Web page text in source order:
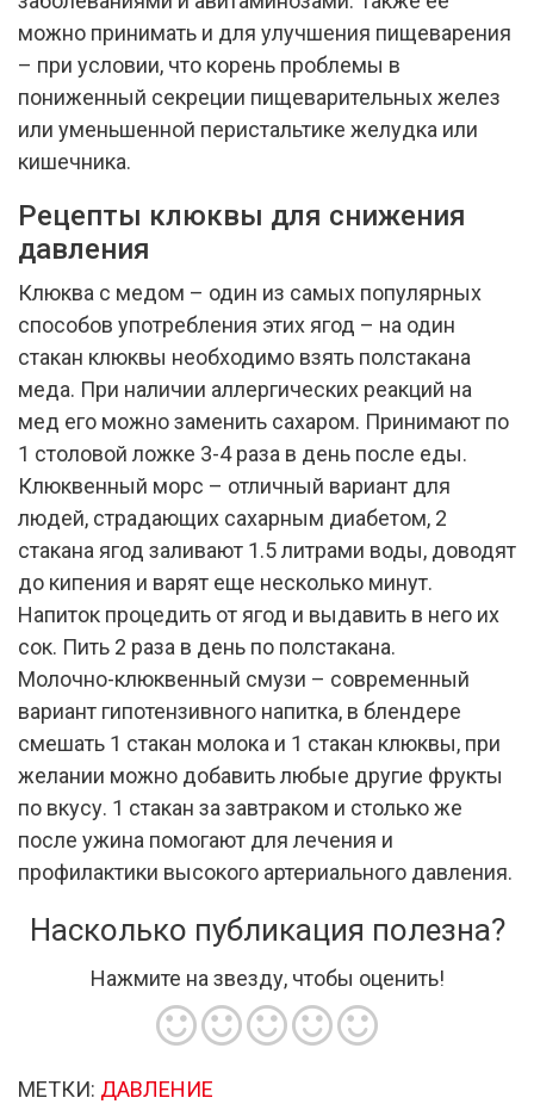
можно принимать и для улучшения пищеварения
– при условии, что корень проблемы в
пониженный секреции пищеварительных желез
или уменьшенной перистальтике желудка или
кишечника.
Рецепты клюквы для снижения
давления
Клюква с медом – один из самых популярных
способов употребления этих ягод – на один
стакан клюквы необходимо взять полстакана
меда. При наличии аллергических реакций на
мед его можно заменить сахаром. Принимают по
1 столовой ложке 3-4 раза в день после еды.
Клюквенный морс – отличный вариант для
людей, страдающих сахарным диабетом, 2
стакана ягод заливают 1.5 литрами воды, доводят
до кипения и варят еще несколько минут.
Напиток процедить от ягод и выдавить в него их
сок. Пить 2 раза в день по полстакана.
Молочно-клюквенный смузи – современный
вариант гипотензивного напитка, в блендере
смешать 1 стакан молока и 1 стакан клюквы, при
желании можно добавить любые другие фрукты
по вкусу. 1 стакан за завтраком и столько же
после ужина помогают для лечения и
профилактики высокого артериального давления.
Насколько публикация полезна?
Нажмите на звезду, чтобы оценить!
МЕТКИ: ДАВЛЕНИЕ